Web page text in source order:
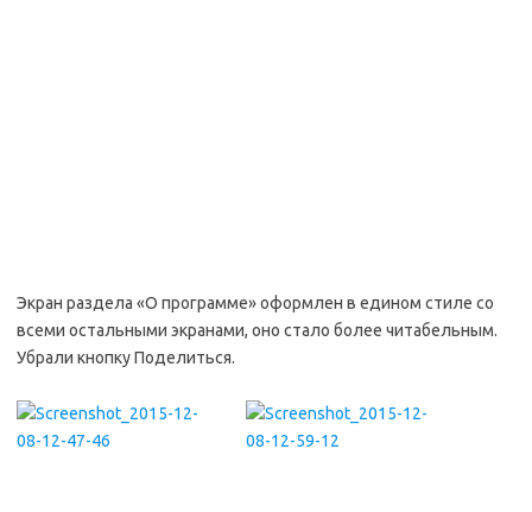
Экран раздела «О программе» оформлен в едином стиле со
всеми остальными экранами, оно стало более читабельным.
Убрали кнопку Поделиться.